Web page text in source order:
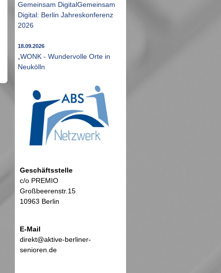
Gemeinsam DigitalGemeinsam
Digital: Berlin Jahreskonferenz
2026
18.09.2026
„WONK - Wundervolle Orte in
Neukölln
Geschäftsstelle
c/o PREMIO
Großbeerenstr.15
10963 Berlin
E-Mail
direkt@aktive-berliner-
senioren.de